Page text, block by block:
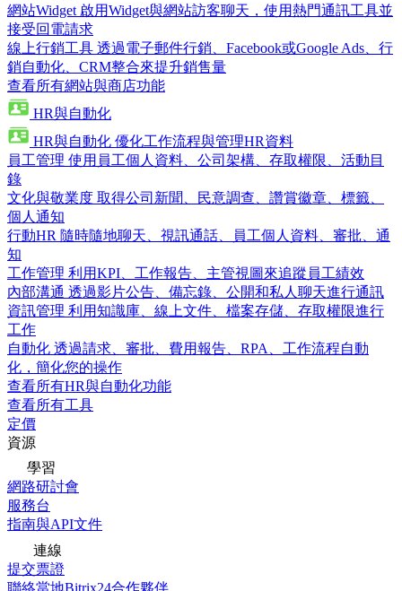
網站Widget 啟用Widget與網站訪客聊天，使用熱門通訊工具並
接受回電請求
線上行銷工具 透過電子郵件行銷、Facebook或Google Ads、行
銷自動化、CRM整合來提升銷售量
查看所有網站與商店功能
HR與自動化
HR與自動化 優化工作流程與管理HR資料
員工管理 使用員工個人資料、公司架構、存取權限、活動目
錄
文化與敬業度 取得公司新聞、民意調查、讚賞徽章、標籤、
個人通知
行動HR 隨時隨地聊天、視訊通話、員工個人資料、審批、通
知
工作管理 利用KPI、工作報告、主管視圖來追蹤員工績效
內部溝通 透過影片公告、備忘錄、公開和私人聊天進行通訊
資訊管理 利用知識庫、線上文件、檔案存儲、存取權限進行
工作
自動化 透過請求、審批、費用報告、RPA、工作流程自動
化，簡化您的操作
查看所有HR與自動化功能
查看所有工具
定價
資源
學習
網路研討會
服務台
指南與API文件
連線
提交票證
聯絡當地Bitrix24合作夥伴